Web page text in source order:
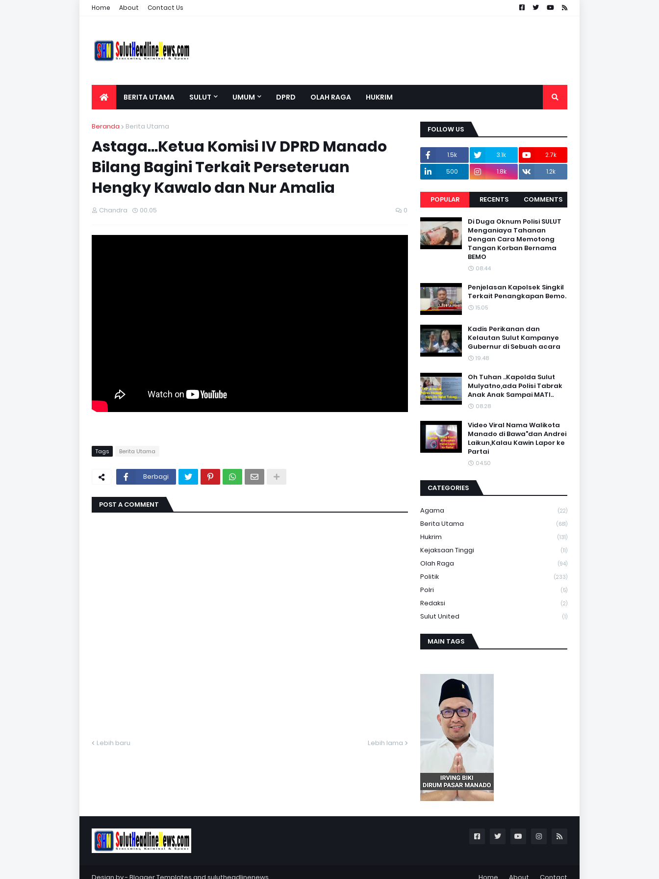
Home About Contact Us
BERITA UTAMA SULUT UMUM DPRD OLAH RAGA HUKRIM
Beranda Berita Utama
Astaga...Ketua Komisi IV DPRD Manado
Bilang Bagini Terkait Perseteruan
Hengky Kawalo dan Nur Amalia
Chandra 00.05 0
Tags Berita Utama
Berbagi
POST A COMMENT
Lebih baru Lebih lama
FOLLOW US
1.5k 3.1k
2.7k
500
1.8k 1.2k
POPULAR RECENTS COMMENTS
Di Duga Oknum Polisi SULUT
Menganiaya Tahanan
Dengan Cara Memotong
Tangan Korban Bernama
BEMO
08.44
Penjelasan Kapolsek Singkil
Terkait Penangkapan Bemo.
15.05
Kadis Perikanan dan
Kelautan Sulut Kampanye
Gubernur di Sebuah acara
19.48
Oh Tuhan ..Kapolda Sulut
Mulyatno,ada Polisi Tabrak
Anak Anak Sampai MATI..
08.28
Video Viral Nama Walikota
Manado di Bawa"dan Andrei
Laikun,Kalau Kawin Lapor ke
Partai
04.50
CATEGORIES
Agama (22)
Berita Utama (681)
Hukrim (131)
Kejaksaan Tinggi (11)
Olah Raga (94)
Politik (233)
Polri (5)
Redaksi (2)
Sulut United (1)
MAIN TAGS